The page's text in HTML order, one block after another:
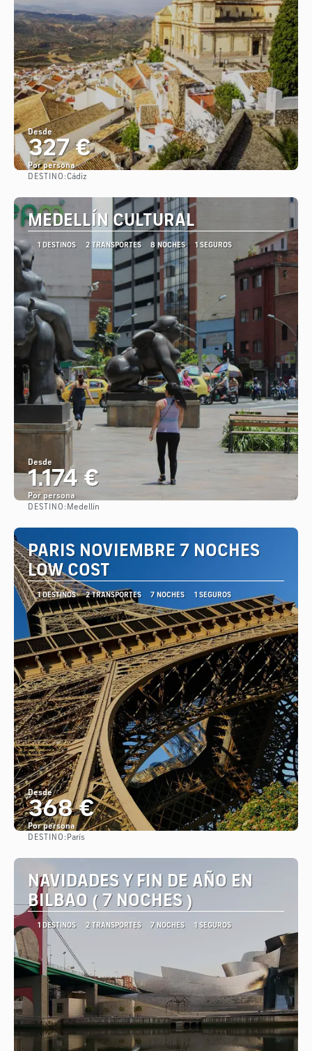
Desde
327 €
Por persona
DESTINO:Cádiz
MEDELLÍN CULTURAL
1 DESTINOS 2 TRANSPORTES 8 NOCHES 1 SEGUROS
Desde
1.174 €
Por persona
DESTINO: Medellín
PARIS NOVIEMBRE 7 NOCHES
LOW COST
1 DESTINOS 2 TRANSPORTES 7 NOCHES 1 SEGUROS
Desde
368 €
Por persona
DESTINO: París
NAVIDADES Y FIN DE AÑO EN
BILBAO ( 7 NOCHES )
1 DESTINOS 2 TRANSPORTES 7 NOCHES 1 SEGUROS